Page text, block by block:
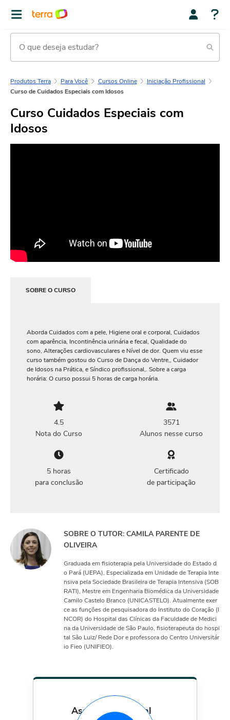
Produtos Terra Para Você Cursos Online
Iniciação Profissional
Curso de Cuidados Especiais com Idosos
Curso Cuidados Especiais com
Idosos
SOBRE O CURSO
Aborda Cuidados com a pele, Higiene oral e corporal, Cuidados
com aparência, Incontinência urinária e fecal, Qualidade do
sono, Alterações cardiovasculares e Nível de dor. Quem viu esse
curso também gostou do Curso de Dança do Ventre,, Cuidador
de Idosos na Prática, e Síndico profissional,. Sobre a carga
horária: O curso possui 5 horas de carga horária.
4.5
Nota do Curso
3571
Alunos nesse curso
5 horas
para conclusão
Certificado
de participação
SOBRE O TUTOR: CAMILA PARENTE DE
OLIVEIRA
Graduada em fisioterapia pela Universidade do Estado d
o Pará (UEPA), Especializada em Unidade de Terapia Inte
nsiva pela Sociedade Brasileira de Terapia Intensiva (SOB
RATI), Mestre em Engenharia Biomédica da Universidade
Camilo Castelo Branco (UNICASTELO). Atualmente exer
ce as funções de pesquisadora do Instituto do Coração (I
NCOR) do Hospital das Clínicas da Faculdade de Medici
na da Universidade de São Paulo, fisioterapeuta do hospi
tal São Luiz/ Rede Dor e professora do Centro Universitár
io Fieo (UNIFIEO).
assinatura mensal